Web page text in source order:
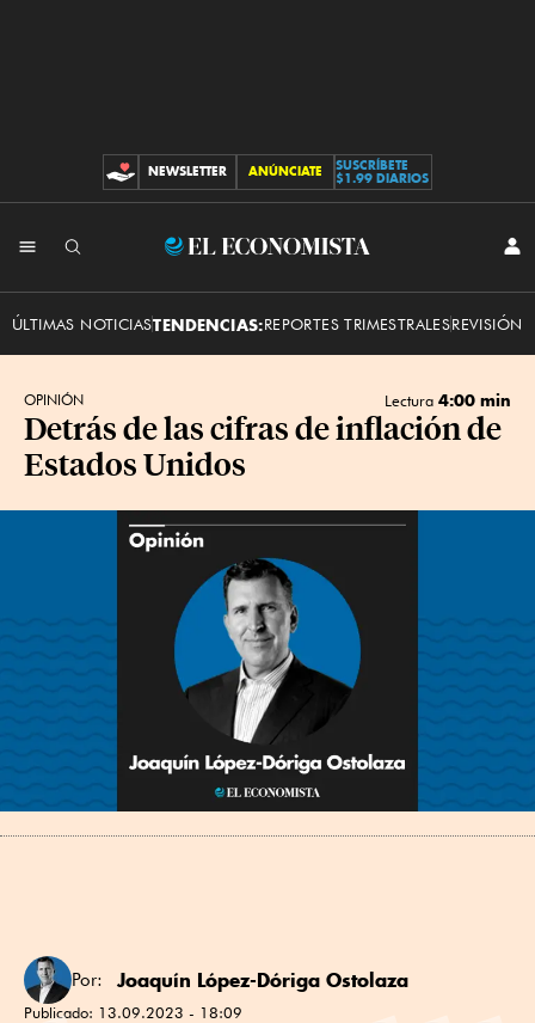
CONTRIBUCIONES
NEWSLETTER ANÚNCIATE
SUSCRÍBETE
$1.99 DIARIOS
El
ÚLTIMAS NOTICIASTENDENCIAS:REPORTES TRIMESTRALESREVISIÓN
OPINIÓN Lectura 4:00 min
Detrás de las cifras de inflación de
Estados Unidos
Por: Joaquín López-Dóriga Ostolaza
Publicado: 13.09.2023 - 18:09